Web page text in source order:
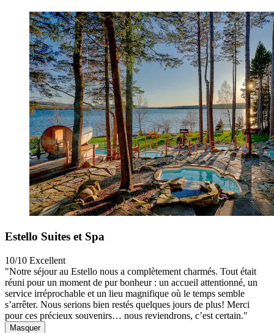
Estello Suites et Spa
10/10 Excellent
"Notre séjour au Estello nous a complètement charmés. Tout était
réuni pour un moment de pur bonheur : un accueil attentionné, un
service irréprochable et un lieu magnifique où le temps semble
s’arrêter. Nous serions bien restés quelques jours de plus! Merci
pour ces précieux souvenirs… nous reviendrons, c’est certain."
Masquer